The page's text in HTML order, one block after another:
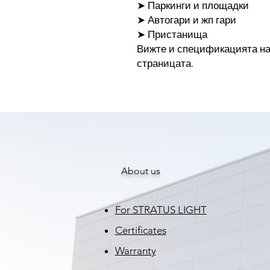
➤ Паркинги и площадки
➤ Автогари и жп гари
➤ Пристанища
Вижте и спецификацията
страницата.
About us
For STRATUS LIGHT
Certificates
Warranty